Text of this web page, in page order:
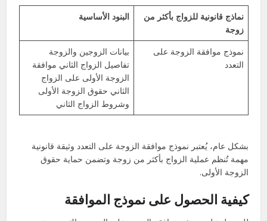
نماذج قانونية للزواج بأكثر من
زوجة
البنود الأساسية
نموذج موافقة الزوجة على
التعدد
بيانات الزوجين والزوجة
تفاصيل الزواج الثاني موافقة
الزوجة الأولى على الزواج
الثاني حقوق الزوجة الأولى
وشروط الزواج الثاني
بشكل عام، يُعتبر نموذج موافقة الزوجة على التعدد وثيقة قانونية
مهمة تُنظم عملية الزواج بأكثر من زوجة وتضمن حماية حقوق
الزوجة الأولى.
كيفية الحصول على نموذج الموافقة